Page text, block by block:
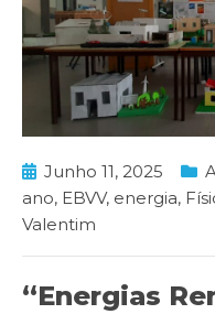
Junho 11, 2025
ano, EBVV, energia,
Valentim
“Energias